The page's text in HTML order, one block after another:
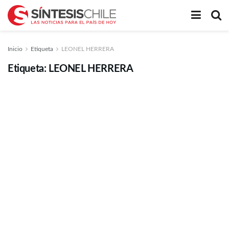
Inicio Etiqueta LEONEL HERRERA
Etiqueta: LEONEL HERRERA